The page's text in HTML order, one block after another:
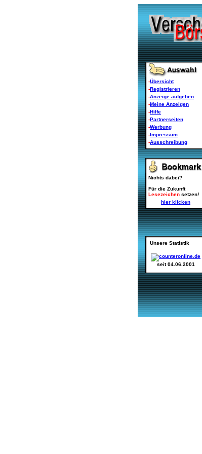
-Übersicht
-Registrieren
-Anzeige aufgeben
-Meine Anzeigen
-Hilfe
-Partnerseiten
-Werbung
-Impressum
-Ausschreibung
Nichts dabei?
Für die Zukunft
Lesezeichen setzen!
hier klicken
Unsere Statistik
seit 04.06.2001